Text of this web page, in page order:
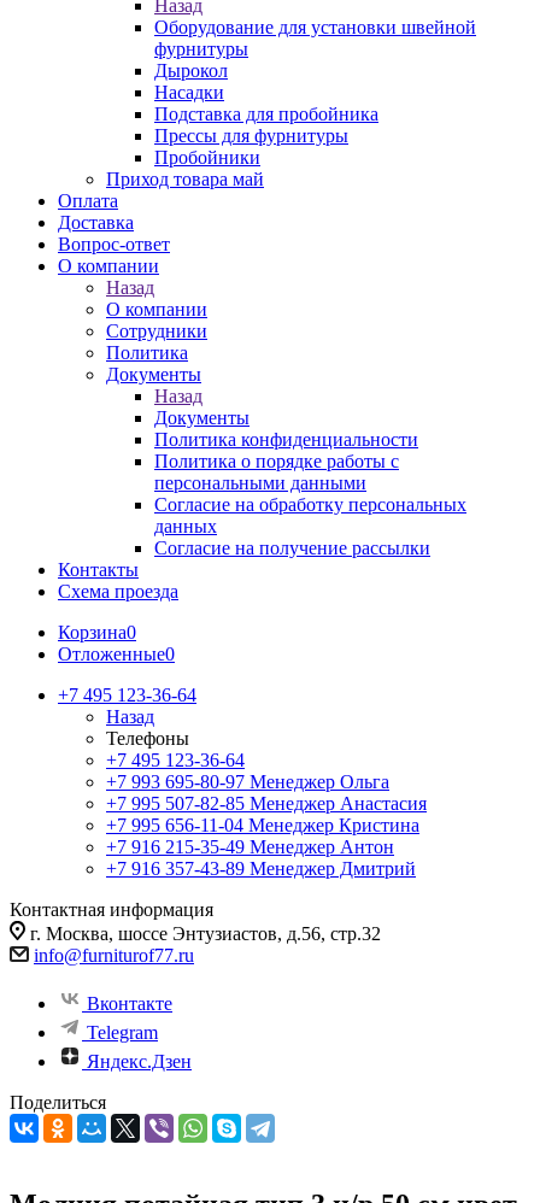
Назад
Оборудование для установки швейной
фурнитуры
Дырокол
Насадки
Подставка для пробойника
Прессы для фурнитуры
Пробойники
Приход товара май
Оплата
Доставка
Вопрос-ответ
О компании
Назад
О компании
Сотрудники
Политика
Документы
Назад
Документы
Политика конфиденциальности
Политика о порядке работы с
персональными данными
Согласие на обработку персональных
данных
Согласие на получение рассылки
Контакты
Схема проезда
Корзина0
Отложенные0
+7 495 123-36-64
Назад
Телефоны
+7 495 123-36-64
+7 993 695-80-97 Менеджер Ольга
+7 995 507-82-85 Менеджер Анастасия
+7 995 656-11-04 Менеджер Кристина
+7 916 215-35-49 Менеджер Антон
+7 916 357-43-89 Менеджер Дмитрий
Контактная информация
г. Москва, шоссе Энтузиастов, д.56, стр.32
info@furniturof77.ru
Вконтакте
Telegram
Яндекс.Дзен
Поделиться